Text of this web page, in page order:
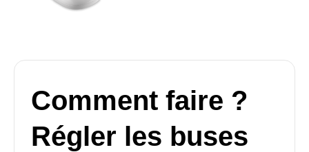
Comment faire ?
Régler les buses